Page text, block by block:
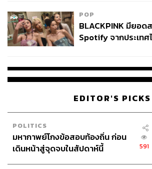
POP
BLACKPINK มียอด
Spotify จากประเท
EDITOR'S PICKS
POLITICS
มหากาพย์โกงข้อสอบท้องถิ่น ก่อน
เดินหน้าสู่จุดจบในสัปดาห์นี้
591